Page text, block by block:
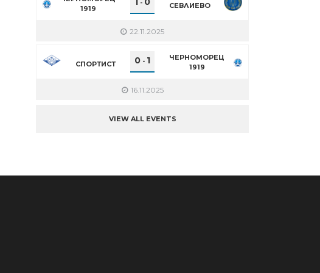
1919
- СЕВЛИЕВО
22.11.2025
СПОРТИСТ 0 - 1
ЧЕРНОМОРЕЦ
1919
16.11.2025
VIEW ALL EVENTS